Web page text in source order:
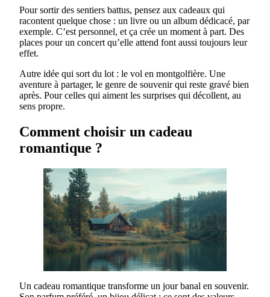
Pour sortir des sentiers battus, pensez aux cadeaux qui
racontent quelque chose : un livre ou un album dédicacé, par
exemple. C’est personnel, et ça crée un moment à part. Des
places pour un concert qu’elle attend font aussi toujours leur
effet.
Autre idée qui sort du lot : le vol en montgolfière. Une
aventure à partager, le genre de souvenir qui reste gravé bien
après. Pour celles qui aiment les surprises qui décollent, au
sens propre.
Comment choisir un cadeau
romantique ?
Un cadeau romantique transforme un jour banal en souvenir.